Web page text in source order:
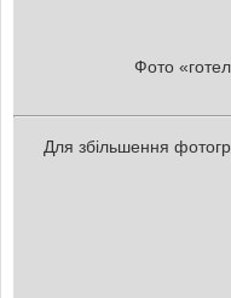
Фото
Для збільшення